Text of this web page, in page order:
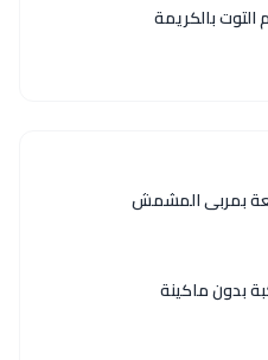
بالكريمة
بمربى المشمش
بدون ماكينة